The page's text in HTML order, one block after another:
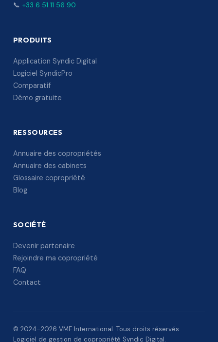
📞 +33 6 51 11 56 90
PRODUITS
Application Syndic Digital
Logiciel SyndicPro
Comparatif
Démo gratuite
RESSOURCES
Annuaire des copropriétés
Annuaire des cabinets
Glossaire copropriété
Blog
SOCIÉTÉ
Devenir partenaire
Rejoindre ma copropriété
FAQ
Contact
© 2024–2026 VME International. Tous droits réservés.
Logiciel de gestion de copropriété Syndic Digital.